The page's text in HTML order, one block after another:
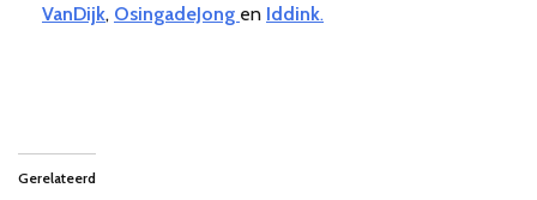
VanDijk, OsingadeJong en Iddink.
Gerelateerd